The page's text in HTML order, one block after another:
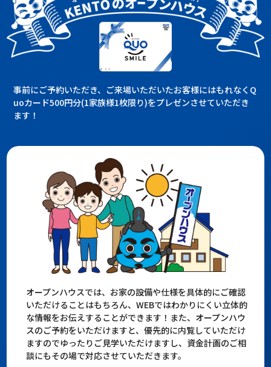
事前にご予約いただき、ご来場いただいたお客様にはもれなくQ
uoカード500円分(1家族様1枚限り)をプレゼンさせていただき
ます！
オープンハウスでは、お家の設備や仕様を具体的にご確認
いただけることはもちろん、WEBではわかりにくい立体的
な情報をお伝えすることができます！また、オープンハウ
スのご予約をいただけますと、優先的に内覧していただけ
ますのでゆったりご見学いただけますし、資金計画のご相
談にもその場で対応させていただきます。